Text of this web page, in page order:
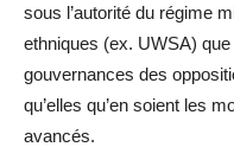
sous l’autorité du régime
ethniques (ex. UWSA)
gouvernances des
qu’elles qu’en soient les
avancés.